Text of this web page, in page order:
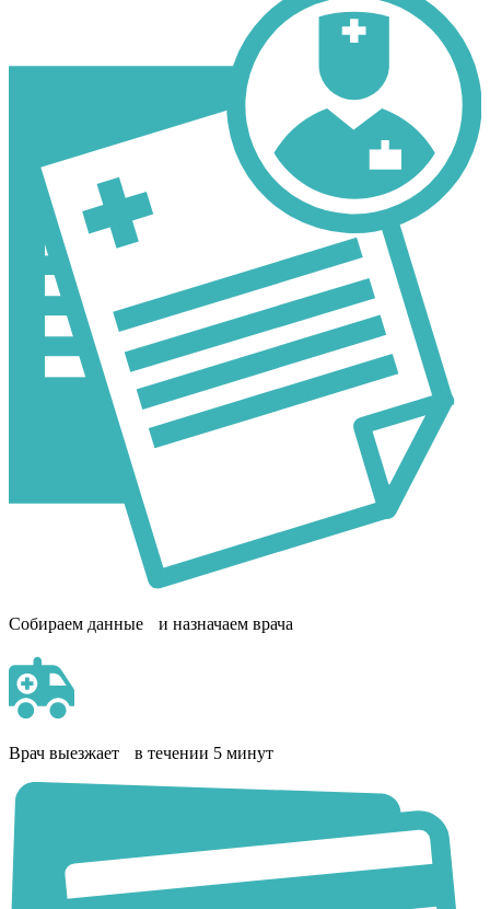
Собираем данные и назначаем врача
Врач выезжает в течении 5 минут